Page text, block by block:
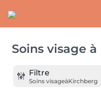
Soins visage à
Filtre
Soins visageàKirchberg